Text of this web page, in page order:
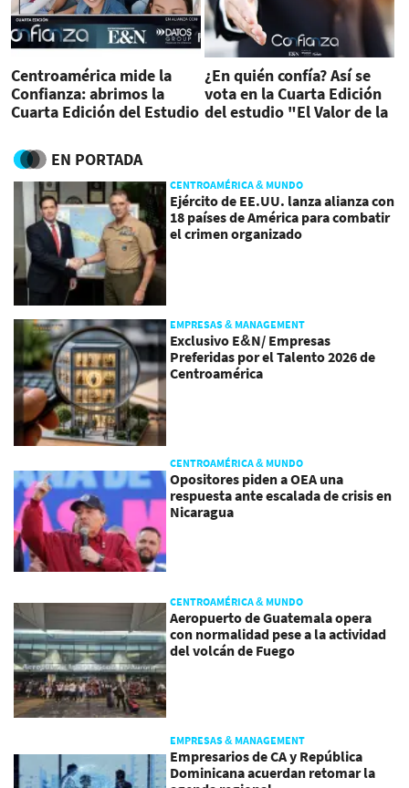
Centroamérica mide la
Confianza: abrimos la
Cuarta Edición del Estudio
¿En quién confía? Así se
vota en la Cuarta Edición
del estudio "El Valor de la
EN PORTADA
CENTROAMÉRICA & MUNDO
Ejército de EE.UU. lanza alianza con
18 países de América para combatir
el crimen organizado
EMPRESAS & MANAGEMENT
Exclusivo E&N/ Empresas
Preferidas por el Talento 2026 de
Centroamérica
CENTROAMÉRICA & MUNDO
Opositores piden a OEA una
respuesta ante escalada de crisis en
Nicaragua
CENTROAMÉRICA & MUNDO
Aeropuerto de Guatemala opera
con normalidad pese a la actividad
del volcán de Fuego
EMPRESAS & MANAGEMENT
Empresarios de CA y República
Dominicana acuerdan retomar la